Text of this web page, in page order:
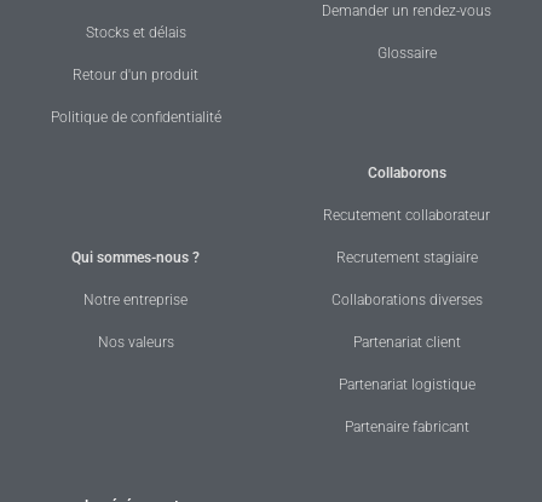
Stocks et délais
Retour d'un produit
Politique de confidentialité
Demander un rendez-vous
Glossaire
Qui sommes-nous ?
Notre entreprise
Nos valeurs
Collaborons
Recutement collaborateur
Recrutement stagiaire
Collaborations diverses
Partenariat client
Partenariat logistique
Partenaire fabricant